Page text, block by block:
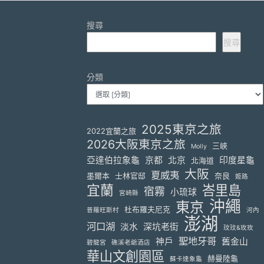
搜尋
搜尋
分類
2022宜蘭之旅 2025東京之旅
2026大阪東京之旅 Molly 三峽
亞達伯拉象龜 京都 北京 北海道 印度星龜
墨爾本 士林官邸 夏威夷 大阪 奈良 姬路
宜蘭 宮崎縣 宿霧 小琉球 峇里島
普羅旺斯村 杜布羅夫尼克 東京 沖繩 河內
河口湖 淡水 深坑老街 澎湖
玟玟&玫玫
碧龍宮
礁溪老爺酒店 神戶 聖地牙哥 舊金山
華山文創園區 蘇卡達象龜 赫曼陸龜